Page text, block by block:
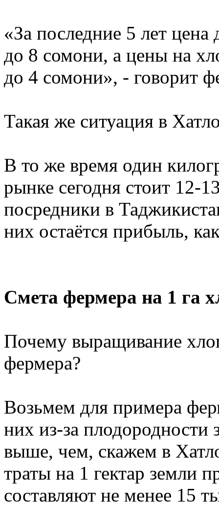
«За последние 5 лет цена
до 8 сомони, а цены на
до 4 сомони», - говорит
Такая же ситуация в
В то же время один
рынке сегодня стоит 12-
посредники в
них остаётся прибыль,
Смета фермера на 1 га
Почему выращивание
фермера?
Возьмем для примера
них из-за плодородности
выше, чем, скажем в
траты на 1 гектар земли
составляют не менее 15